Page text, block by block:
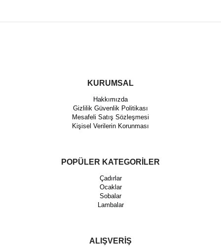
KURUMSAL
Hakkımızda
Gizlilik Güvenlik Politikası
Mesafeli Satış Sözleşmesi
Kişisel Verilerin Korunması
POPÜLER KATEGORİLER
Çadırlar
Ocaklar
Sobalar
Lambalar
ALIŞVERİŞ